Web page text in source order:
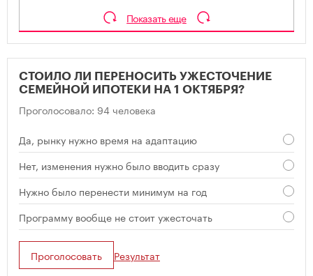
Показать еще
СТОИЛО ЛИ ПЕРЕНОСИТЬ УЖЕСТОЧЕНИЕ
СЕМЕЙНОЙ ИПОТЕКИ НА 1 ОКТЯБРЯ?
Проголосовало: 94 человека
Да, рынку нужно время на адаптацию
Нет, изменения нужно было вводить сразу
Нужно было перенести минимум на год
Программу вообще не стоит ужесточать
Проголосовать Результат